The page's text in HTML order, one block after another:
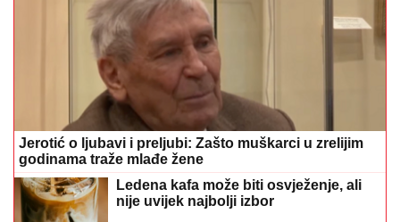
Jerotić o ljubavi i preljubi: Zašto muškarci u zrelijim
godinama traže mlađe žene
Ledena kafa može biti osvježenje, ali
nije uvijek najbolji izbor